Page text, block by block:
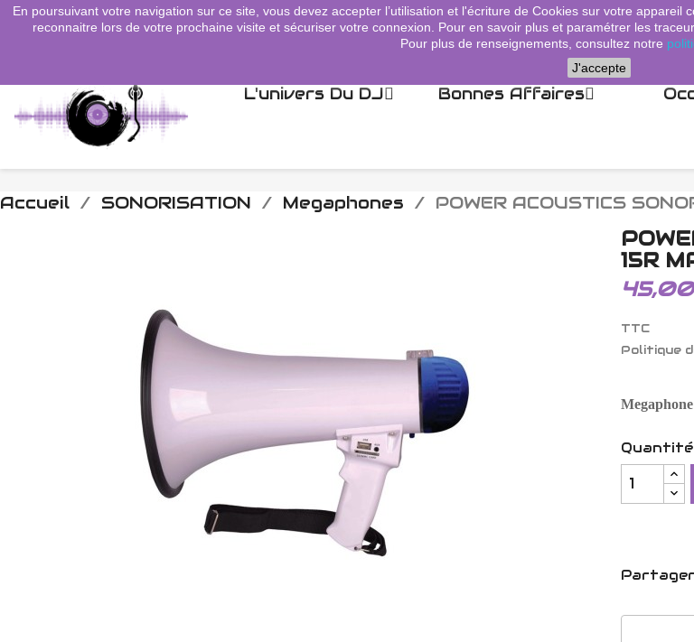
search
L'univers Du DJ Bonnes Affaires
Accueil SONORISATION Megaphones POWER ACOUSTICS
15R
TTC
Politique
Quantité
Partager
En poursuivant votre navigation sur ce site, vous devez accepter l’utilisation et l'écriture de Cookies sur votre
reconnaitre lors de votre prochaine visite et sécuriser votre connexion. Pour en savoir plus et paramétrer les
Pour plus de renseignements, consultez notre
J'accepte